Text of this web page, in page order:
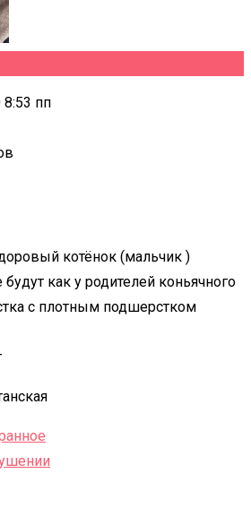
8:53 пп
котёнок (мальчик )
как у родителей коньячного
с плотным подшерстком